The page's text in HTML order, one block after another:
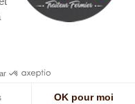
Bon -
et rgpd-
à Table OK pour moi